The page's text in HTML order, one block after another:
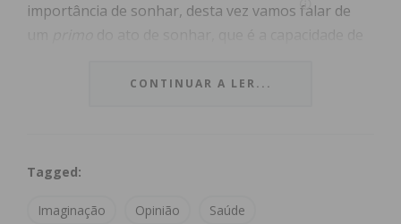
importância de sonhar, desta vez vamos falar de
imaginar ou sonhar acordado é, como sugere a
expressão, uma função que executamos no estado
CONTINUAR A LER...
Tagged:
Imaginação Opinião Saúde